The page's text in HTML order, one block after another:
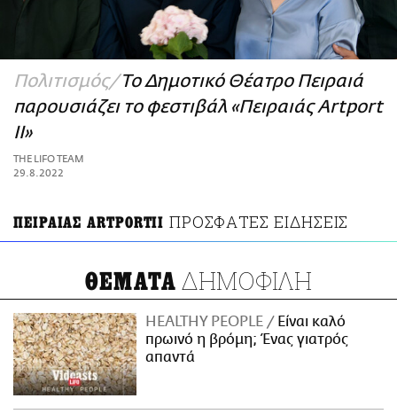
Πολιτισμός Το Δημοτικό Θέατρο Πειραιά
παρουσιάζει το φεστιβάλ «Πειραιάς Artport
ΙΙ»
THE LIFO TEAM
29.8.2022
ΠΕΙΡΑΙΑΣ ARTPORTΙΙ ΠΡΟΣΦΑΤΕΣ ΕΙΔΗΣΕΙΣ
ΘΕΜΑΤΑ ΔΗΜΟΦΙΛΗ
HEALTHY PEOPLE
Είναι καλό
πρωινό η βρόμη; Ένας γιατρός
απαντά